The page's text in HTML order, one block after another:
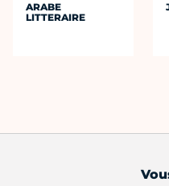
ARABE
LITTERAIRE